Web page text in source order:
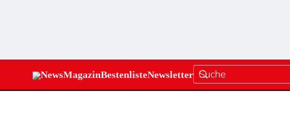
NewsMagazinBestenlisteNewsletter